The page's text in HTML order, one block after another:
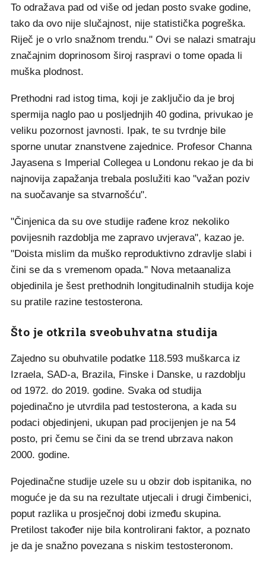
To odražava pad od više od jedan posto svake godine,
tako da ovo nije slučajnost, nije statistička pogreška.
Riječ je o vrlo snažnom trendu." Ovi se nalazi smatraju
značajnim doprinosom široj raspravi o tome opada li
muška plodnost.
Prethodni rad istog tima, koji je zaključio da je broj
spermija naglo pao u posljednjih 40 godina, privukao je
veliku pozornost javnosti. Ipak, te su tvrdnje bile
sporne unutar znanstvene zajednice. Profesor Channa
Jayasena s Imperial Collegea u Londonu rekao je da bi
najnovija zapažanja trebala poslužiti kao "važan poziv
na suočavanje sa stvarnošću".
"Činjenica da su ove studije rađene kroz nekoliko
povijesnih razdoblja me zapravo uvjerava", kazao je.
"Doista mislim da muško reproduktivno zdravlje slabi i
čini se da s vremenom opada." Nova metaanaliza
objedinila je šest prethodnih longitudinalnih studija koje
su pratile razine testosterona.
Što je otkrila sveobuhvatna studija
Zajedno su obuhvatile podatke 118.593 muškarca iz
Izraela, SAD-a, Brazila, Finske i Danske, u razdoblju
od 1972. do 2019. godine. Svaka od studija
pojedinačno je utvrdila pad testosterona, a kada su
podaci objedinjeni, ukupan pad procijenjen je na 54
posto, pri čemu se čini da se trend ubrzava nakon
2000. godine.
Pojedinačne studije uzele su u obzir dob ispitanika, no
moguće je da su na rezultate utjecali i drugi čimbenici,
poput razlika u prosječnoj dobi između skupina.
Pretilost također nije bila kontrolirani faktor, a poznato
je da je snažno povezana s niskim testosteronom.